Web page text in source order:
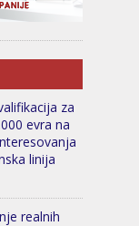
za
evra na
linija
realnih